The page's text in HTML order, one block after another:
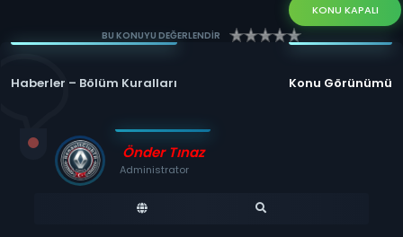
KONU KAPALI
BU KONUYU DEĞERLENDİR
Konu Görünümü
Haberler – Bölüm Kuralları
Önder Tınaz
Administrator